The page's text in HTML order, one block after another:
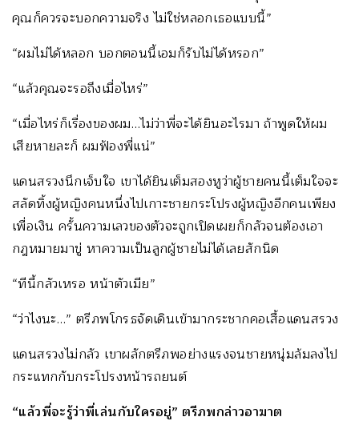
คุณก็ควรจะบอกความจริง ไม่ใช่หลอกเธอแบบนี้”
“ผมไม่ได้หลอก บอกตอนนี้เอมก็รับไม่ได้หรอก”
“แล้วคุณจะรอถึงเมื่อไหร่”
“เมื่อไหร่ก็เรื่องของผม…ไม่ว่าพี่จะได้ยินอะไรมา ถ้าพูดให้ผม
เสียหายละก็ ผมฟ้องพี่แน่”
แดนสรวงนึกเจ็บใจ เขาได้ยินเต็มสองหูว่าผู้ชายคนนี้เต็มใจจะ
สลัดทิ้งผู้หญิงคนหนึ่งไปเกาะชายกระโปรงผู้หญิงอีกคนเพียง
เพื่อเงิน ครั้นความเลวของตัวจะถูกเปิดเผยก็กลัวจนต้องเอา
กฎหมายมาขู่ หาความเป็นลูกผู้ชายไม่ได้เลยสักนิด
“ทีนี้กลัวเหรอ หน้าตัวเมีย”
“ว่าไงนะ…” ตรีภพโกรธจัดเดินเข้ามากระชากคอเสื้อแดนสรวง
แดนสรวงไม่กลัว เขาผลักตรีภพอย่างแรงจนชายหนุ่มล้มลงไป
กระแทกกับกระโปรงหน้ารถยนต์
“แล้วพี่จะรู้ว่าพี่เล่นกับใครอยู่” ตรีภพกล่าวอาฆาต